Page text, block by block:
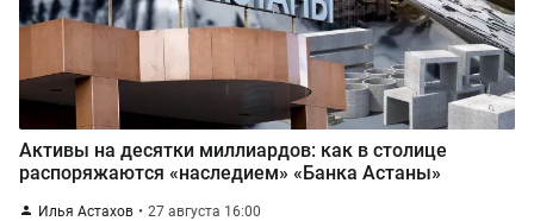
Активы на десятки миллиардов: как в столице
распоряжаются «наследием» «Банка Астаны»
Илья Астахов 27 августа 16:00